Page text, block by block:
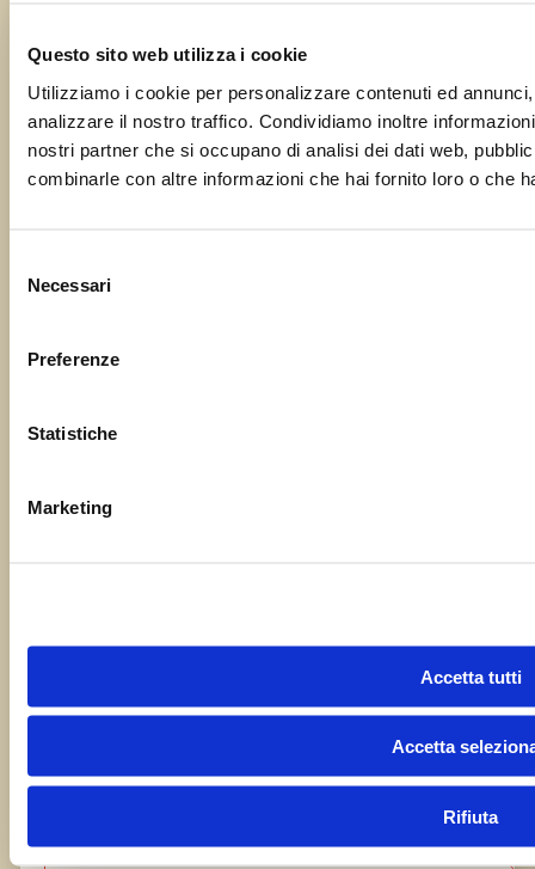
Questo sito web utilizza i cookie
Utilizziamo i cookie per personalizzare contenuti ed
analizzare il nostro traffico. Condividiamo inoltre
nostri partner che si occupano di analisi dei dati web,
combinarle con altre informazioni che hai fornito loro o che
delNecessari
Preferenze
Statistiche
Marketing
Accetta tutti
Accetta
Rifiuta
sagra!
Il tuo nome
Il tuo messaggio